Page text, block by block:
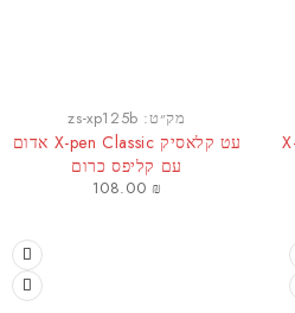
מק״ט:zs-xp125b
עט קלאסיק X-pen Classic אדום
עם קליפס כרום
108.00